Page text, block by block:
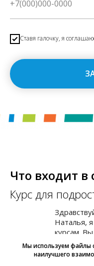
Cтавя галочку, я
Что входит в
Курс для
Сами
Мы используем файлы
наилучшего
Наталья,
курсам.
больше о